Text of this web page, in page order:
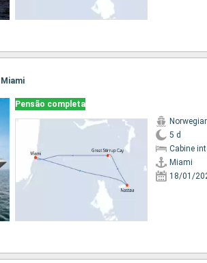
Pensão completa
5 d
Cabine
Miami
18/01/